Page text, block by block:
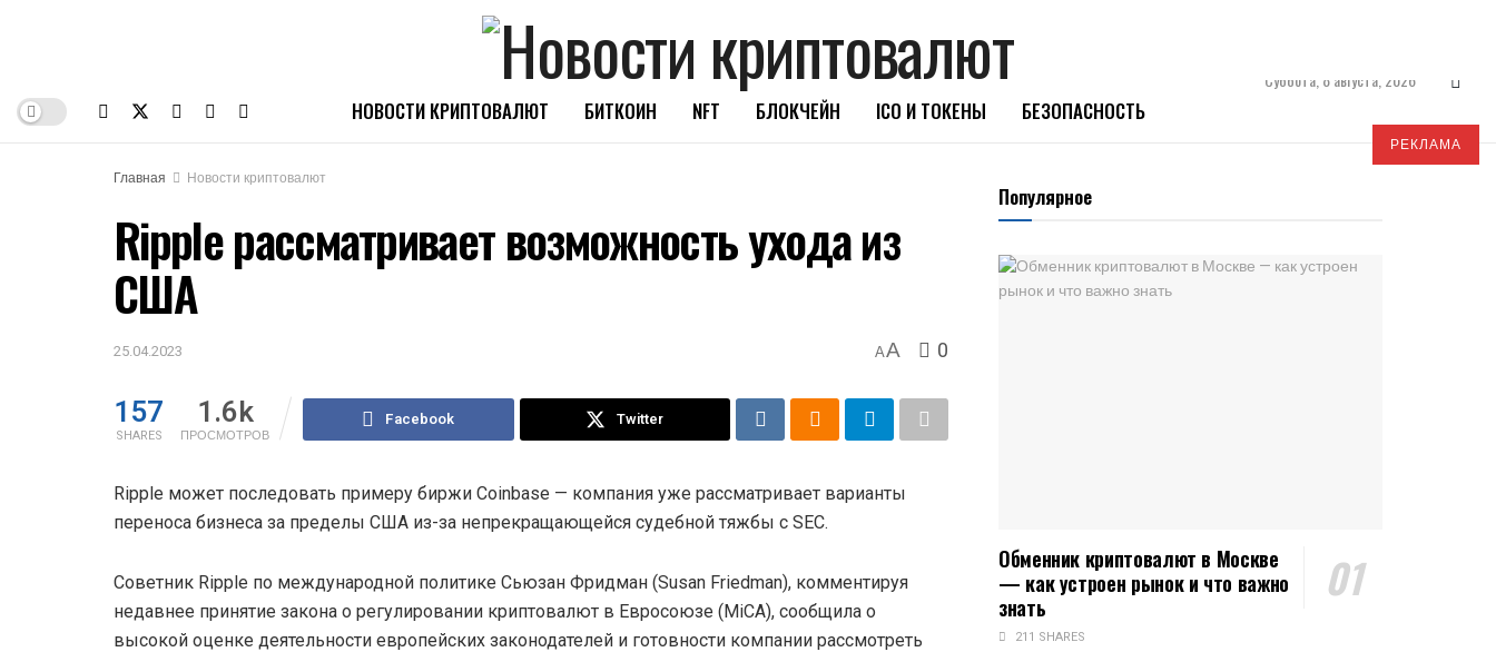
НОВОСТИ КРИПТОВАЛЮТ БИТКОИН NFT БЛОКЧЕЙН ICO И ТОКЕНЫ БЕЗОПАСНОСТЬ
Суббота, 8 августа, 2026
РЕКЛАМА
Главная
Новости криптовалют
Ripple рассматривает возможность ухода из
США
25.04.2023 AA 0
157
SHARES
1.6k
ПРОСМОТРОВ
Facebook Twitter
Ripple может последовать примеру биржи Coinbase — компания уже рассматривает варианты
переноса бизнеса за пределы США из-за непрекращающейся судебной тяжбы с SEC.
Советник Ripple по международной политике Сьюзан Фридман (Susan Friedman), комментируя
недавнее принятие закона о регулировании криптовалют в Евросоюзе (MiCA), сообщила о
высокой оценке деятельности европейских законодателей и готовности компании рассмотреть
Популярное
Обменник криптовалют в Москве
— как устроен рынок и что важно
знать
211 SHARES